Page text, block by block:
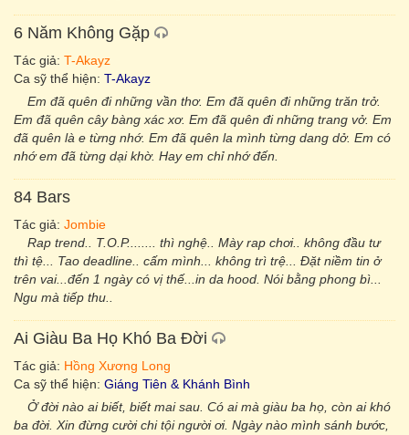
6 Năm Không Gặp
Tác giả: T-Akayz
Ca sỹ thể hiện: T-Akayz
Em đã quên đi những vần thơ. Em đã quên đi những trăn trở.
Em đã quên cây bàng xác xơ. Em đã quên đi những trang vở. Em
đã quên là e từng nhớ. Em đã quên la mình từng dang dở. Em có
nhớ em đã từng dại khờ. Hay em chỉ nhớ đến.
84 Bars
Tác giả: Jombie
Rap trend.. T.O.P........ thì nghệ.. Mày rap chơi.. không đầu tư
thì tệ... Tao deadline.. cấm mình... không trì trệ... Đặt niềm tin ở
trên vai...đến 1 ngày có vị thế...in da hood. Nói bằng phong bì...
Ngu mà tiếp thu..
Ai Giàu Ba Họ Khó Ba Đời
Tác giả: Hồng Xương Long
Ca sỹ thể hiện: Giáng Tiên & Khánh Bình
Ở đời nào ai biết, biết mai sau. Có ai mà giàu ba họ, còn ai khó
ba đời. Xin đừng cười chi tội người ơi. Ngày nào mình sánh bước,